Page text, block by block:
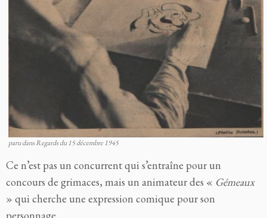
paru dans Regards du 15 décembre 1945
Ce n’est pas un concurrent qui s’entraîne pour un
concours de grimaces, mais un animateur des « Gémeaux
» qui cherche une expression comique pour son
personnage.